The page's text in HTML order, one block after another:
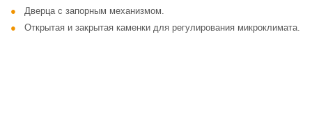
Дверца с запорным механизмом.
Открытая и закрытая каменки для регулирования микроклимата.